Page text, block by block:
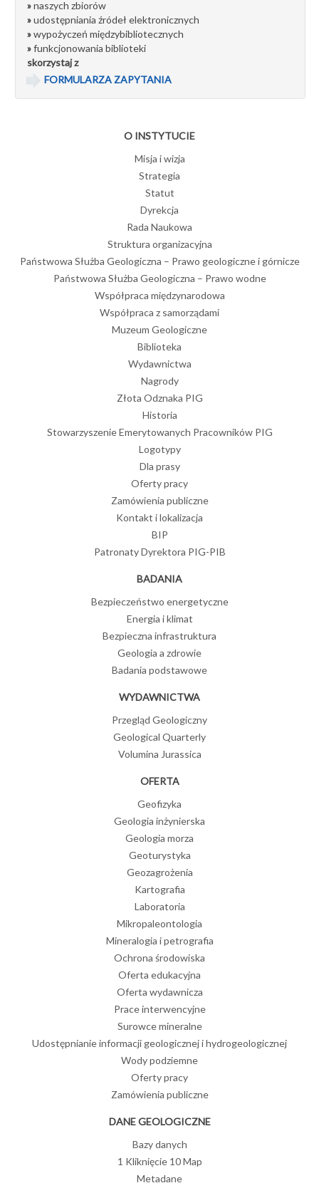
»naszych zbiorów
»udostępniania źródeł elektronicznych
»wypożyczeń międzybibliotecznych
»funkcjonowania biblioteki
skorzystaj z
FORMULARZA ZAPYTANIA
O INSTYTUCIE
Misja i wizja
Strategia
Statut
Dyrekcja
Rada Naukowa
Struktura organizacyjna
Państwowa Służba Geologiczna – Prawo geologiczne i górnicze
Państwowa Służba Geologiczna – Prawo wodne
Współpraca międzynarodowa
Współpraca z samorządami
Muzeum Geologiczne
Biblioteka
Wydawnictwa
Nagrody
Złota Odznaka PIG
Historia
Stowarzyszenie Emerytowanych Pracowników PIG
Logotypy
Dla prasy
Oferty pracy
Zamówienia publiczne
Kontakt i lokalizacja
BIP
Patronaty Dyrektora PIG-PIB
BADANIA
Bezpieczeństwo energetyczne
Energia i klimat
Bezpieczna infrastruktura
Geologia a zdrowie
Badania podstawowe
WYDAWNICTWA
Przegląd Geologiczny
Geological Quarterly
Volumina Jurassica
OFERTA
Geofizyka
Geologia inżynierska
Geologia morza
Geoturystyka
Geozagrożenia
Kartografia
Laboratoria
Mikropaleontologia
Mineralogia i petrografia
Ochrona środowiska
Oferta edukacyjna
Oferta wydawnicza
Prace interwencyjne
Surowce mineralne
Udostępnianie informacji geologicznej i hydrogeologicznej
Wody podziemne
Oferty pracy
Zamówienia publiczne
DANE GEOLOGICZNE
Bazy danych
1 Kliknięcie 10 Map
Metadane